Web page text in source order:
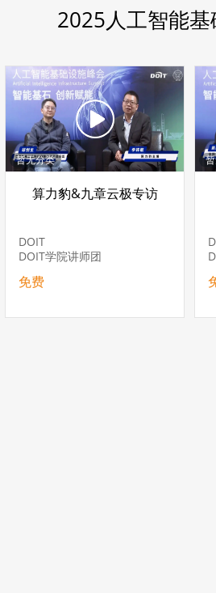
2025人工智能
暂无分类
算力豹&九章云极专访
DOIT
DOIT学院讲师团
免费